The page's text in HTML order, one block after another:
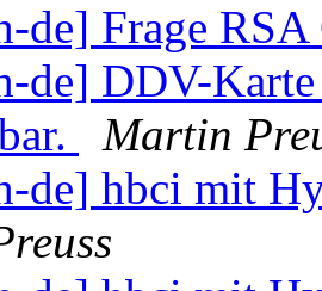
de] Frage
de] DDV-
Martin
de] hbci mit